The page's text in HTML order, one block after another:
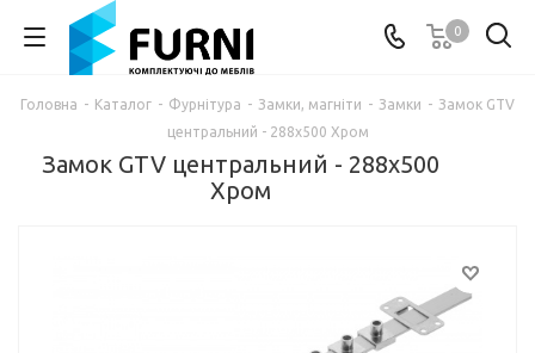
0
Головна - Каталог - Фурнітура - Замки, магніти - Замки - Замок GTV
центральний - 288х500 Хром
Замок GTV центральний - 288х500
Хром